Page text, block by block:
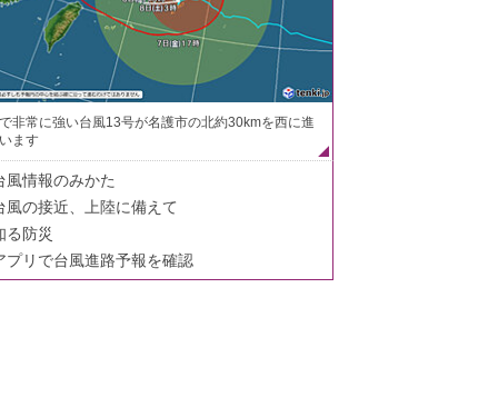
非常に強い台風13号が名護市の北約30kmを西に進
ます
風情報のみかた
風の接近、上陸に備えて
る防災
プリで台風進路予報を確認